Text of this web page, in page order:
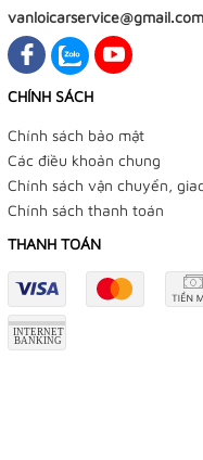
vanloicarservice@gmail.com
CHÍNH SÁCH
Chính sách bảo mật
Các điều khoản chung
Chính sách vận chuyển,
Chính sách thanh toán
THANH TOÁN